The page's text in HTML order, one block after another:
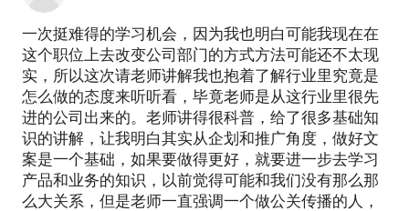
一次挺难得的学习机会，因为我也明白可能我现在在
这个职位上去改变公司部门的方式方法可能还不太现
实，所以这次请老师讲解我也抱着了解行业里究竟是
怎么做的态度来听听看，毕竟老师是从这行业里很先
进的公司出来的。老师讲得很科普，给了很多基础知
识的讲解，让我明白其实从企划和推广角度，做好文
案是一个基础，如果要做得更好，就要进一步去学习
产品和业务的知识，以前觉得可能和我们没有那么那
么大关系，但是老师一直强调一个做公关传播的人，